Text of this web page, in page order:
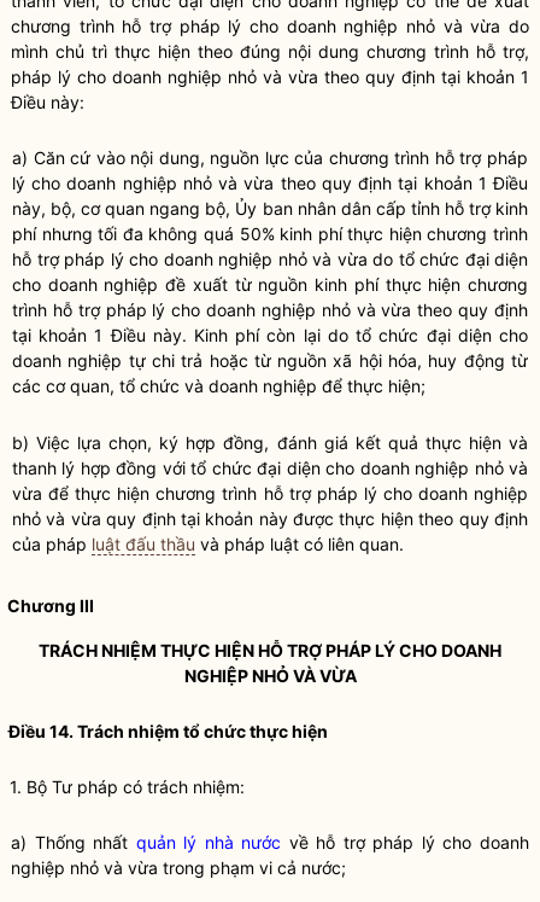
chương trình hỗ trợ pháp lý cho doanh nghiệp nhỏ và vừa do
mình chủ trì thực hiện theo đúng nội dung chương trình hỗ trợ,
pháp lý cho doanh nghiệp nhỏ và vừa theo quy định tại khoản 1
Điều này:
a) Căn cứ vào nội dung, nguồn lực của chương trình hỗ trợ pháp
lý cho doanh nghiệp nhỏ và vừa theo quy định tại khoản 1 Điều
này, bộ, cơ quan ngang bộ, Ủy ban nhân dân cấp tỉnh hỗ trợ kinh
phí nhưng tối đa không quá 50% kinh phí thực hiệnchương trình
hỗ trợ pháp lý cho doanh nghiệp nhỏ và vừa do tổ chức đại diện
cho doanh nghiệp đề xuất từ nguồn kinh phí thực hiện chương
trình hỗ trợ pháp lý cho doanh nghiệp nhỏ và vừa theo quy định
tại khoản 1 Điều này. Kinh phí còn lại do tổ chức đại diện cho
doanh nghiệp tự chi trả hoặc từ nguồn xã hội hóa, huy động từ
các cơ quan, tổ chức và doanh nghiệp để thực hiện;
b) Việc lựa chọn, ký hợp đồng, đánh giá kết quả thực hiện và
thanh lý hợp đồng với tổ chức đại diện cho doanh nghiệp nhỏ và
vừa để thực hiện chương trình hỗ trợ pháp lý cho doanh nghiệp
nhỏ và vừa quy định tại khoản này được thực hiện theo quy định
của pháp luật đấu thầu và pháp luật có liên quan.
Chương III
TRÁCH NHIỆM THỰC HIỆNHỖ TRỢ PHÁP LÝ CHO DOANH
NGHIỆP NHỎ VÀ VỪA
Điều 14. Trách nhiệm tổ chức thực hiện
1. Bộ Tư pháp có trách nhiệm:
a) Thống nhất quản lý nhà nước về hỗ trợ pháp lý cho doanh
nghiệp nhỏ và vừa trong phạm vi cả nước;